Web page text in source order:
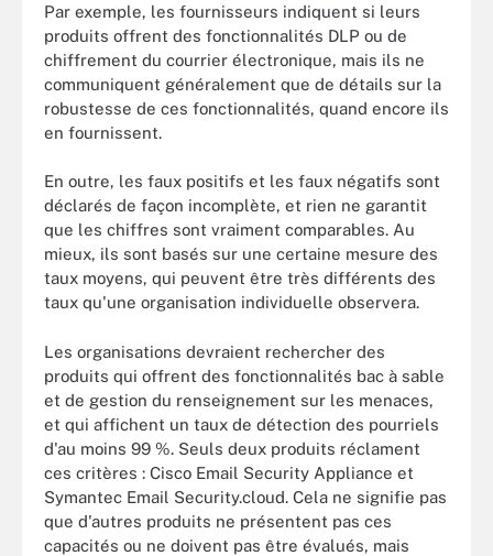
Par exemple, les fournisseurs indiquent si leurs
produits offrent des fonctionnalités DLP ou de
chiffrement du courrier électronique, mais ils ne
communiquent généralement que de détails sur la
robustesse de ces fonctionnalités, quand encore ils
en fournissent.
En outre, les faux positifs et les faux négatifs sont
déclarés de façon incomplète, et rien ne garantit
que les chiffres sont vraiment comparables. Au
mieux, ils sont basés sur une certaine mesure des
taux moyens, qui peuvent être très différents des
taux qu'une organisation individuelle observera.
Les organisations devraient rechercher des
produits qui offrent des fonctionnalités bac à sable
et de gestion du renseignement sur les menaces,
et qui affichent un taux de détection des pourriels
d'au moins 99 %. Seuls deux produits réclament
ces critères : Cisco Email Security Appliance et
Symantec Email Security.cloud. Cela ne signifie pas
que d'autres produits ne présentent pas ces
capacités ou ne doivent pas être évalués, mais